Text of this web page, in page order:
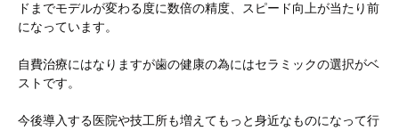
ドまでモデルが変わる度に数倍の精度、スピード向上が当たり前
になっています。
自費治療にはなりますが歯の健康の為にはセラミックの選択がベ
ストです。
今後導入する医院や技工所も増えてもっと身近なものになって行